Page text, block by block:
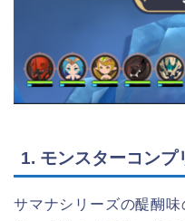
1. モンスターコン
サマナシリーズの醍醐